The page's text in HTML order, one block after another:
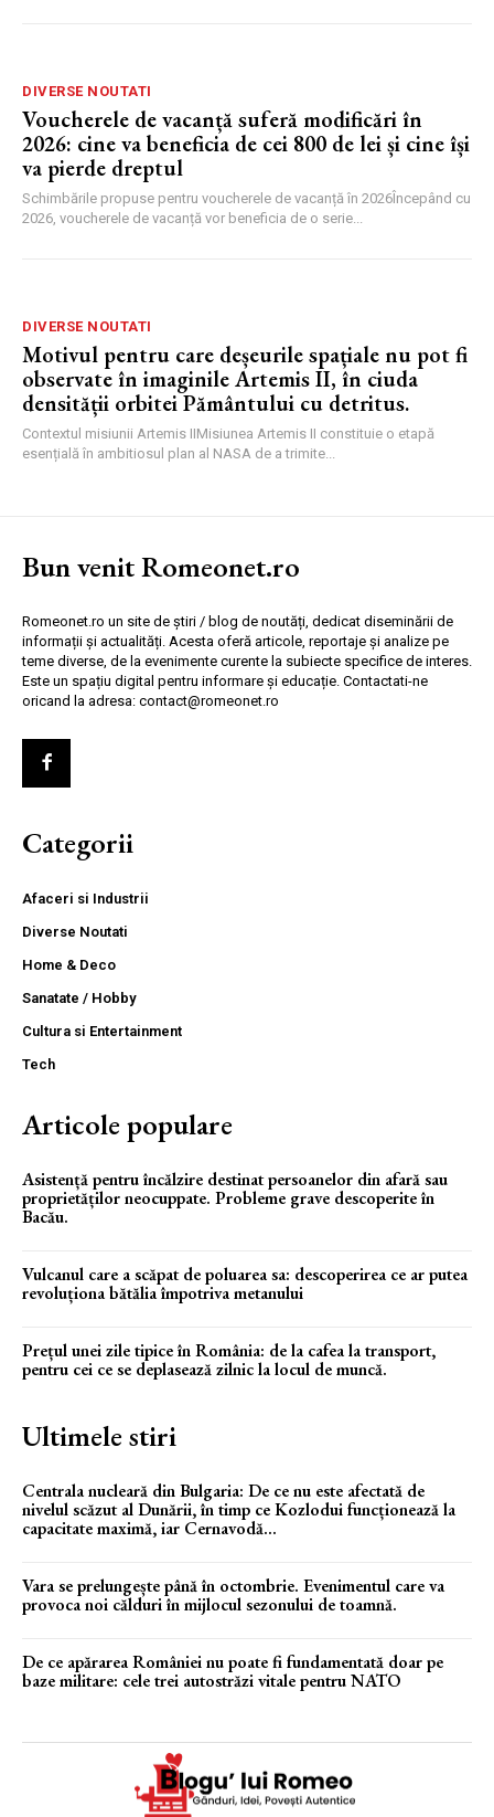
DIVERSE NOUTATI
Voucherele de vacanță suferă modificări în
2026: cine va beneficia de cei 800 de lei și cine își
va pierde dreptul
Schimbările propuse pentru voucherele de vacanță în 2026Începând cu
2026, voucherele de vacanță vor beneficia de o serie...
DIVERSE NOUTATI
Motivul pentru care deșeurile spațiale nu pot fi
observate în imaginile Artemis II, în ciuda
densității orbitei Pământului cu detritus.
Contextul misiunii Artemis IIMisiunea Artemis II constituie o etapă
esențială în ambitiosul plan al NASA de a trimite...
Bun venit Romeonet.ro
Romeonet.ro un site de știri / blog de noutăți, dedicat diseminării de
informații și actualități. Acesta oferă articole, reportaje și analize pe
teme diverse, de la evenimente curente la subiecte specifice de interes.
Este un spațiu digital pentru informare și educație. Contactati-ne
oricand la adresa: contact@romeonet.ro
Categorii
Afaceri si Industrii
Diverse Noutati
Home & Deco
Sanatate / Hobby
Cultura si Entertainment
Tech
Articole populare
Asistență pentru încălzire destinat persoanelor din afară sau
proprietăților neocuppate. Probleme grave descoperite în
Bacău.
Vulcanul care a scăpat de poluarea sa: descoperirea ce ar putea
revoluționa bătălia împotriva metanului
Prețul unei zile tipice în România: de la cafea la transport,
pentru cei ce se deplasează zilnic la locul de muncă.
Ultimele stiri
Centrala nucleară din Bulgaria: De ce nu este afectată de
nivelul scăzut al Dunării, în timp ce Kozlodui funcționează la
capacitate maximă, iar Cernavodă...
Vara se prelungește până în octombrie. Evenimentul care va
provoca noi călduri în mijlocul sezonului de toamnă.
De ce apărarea României nu poate fi fundamentată doar pe
baze militare: cele trei autostrăzi vitale pentru NATO